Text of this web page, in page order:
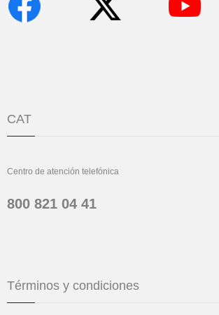
CAT
Centro de atención telefónica
800 821 04 41
Términos y condiciones